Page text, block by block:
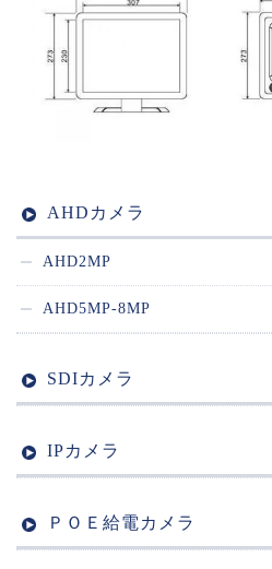
AHDカメラ
AHD2MP
AHD5MP-8MP
SDIカメラ
IPカメラ
ＰＯＥ給電カメラ